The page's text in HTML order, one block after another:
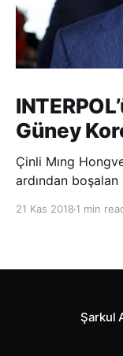
Güney
Çinli Mıng
ardından boşalan
21 Kas 2018 1 min
Şarkul